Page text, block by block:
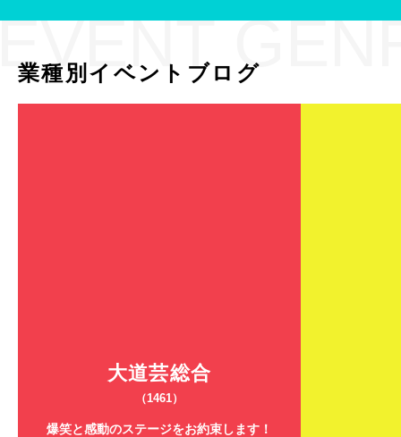
業種別イベントブログ
大道芸総合
（1461）
爆笑と感動のステージをお約束します！